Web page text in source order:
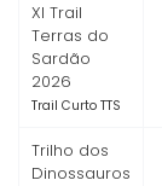
XI Trail
Terras do
Sardão
2026
Trail Curto TTS
Trilho dos
Dinossauros